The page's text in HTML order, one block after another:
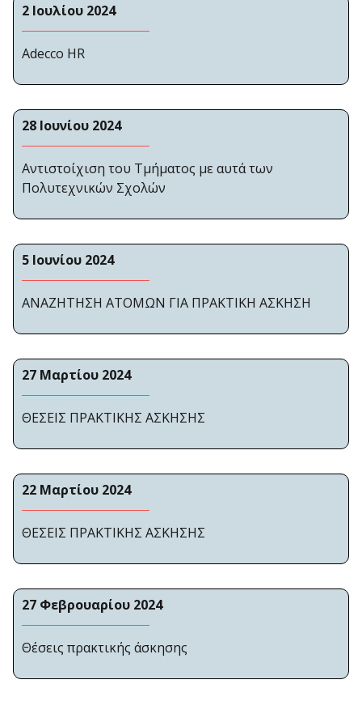
2 Ιουλίου 2024
Adecco HR
28 Ιουνίου 2024
Αντιστοίχιση του Τμήματος με αυτά των
Πολυτεχνικών Σχολών
5 Ιουνίου 2024
ΑΝΑΖΗΤΗΣΗ ΑΤΟΜΩΝ ΓΙΑ ΠΡΑΚΤΙΚΗ ΑΣΚΗΣΗ
27 Μαρτίου 2024
ΘΕΣΕΙΣ ΠΡΑΚΤΙΚΗΣ ΑΣΚΗΣΗΣ
22 Μαρτίου 2024
ΘΕΣΕΙΣ ΠΡΑΚΤΙΚΗΣ ΑΣΚΗΣΗΣ
27 Φεβρουαρίου 2024
Θέσεις πρακτικής άσκησης